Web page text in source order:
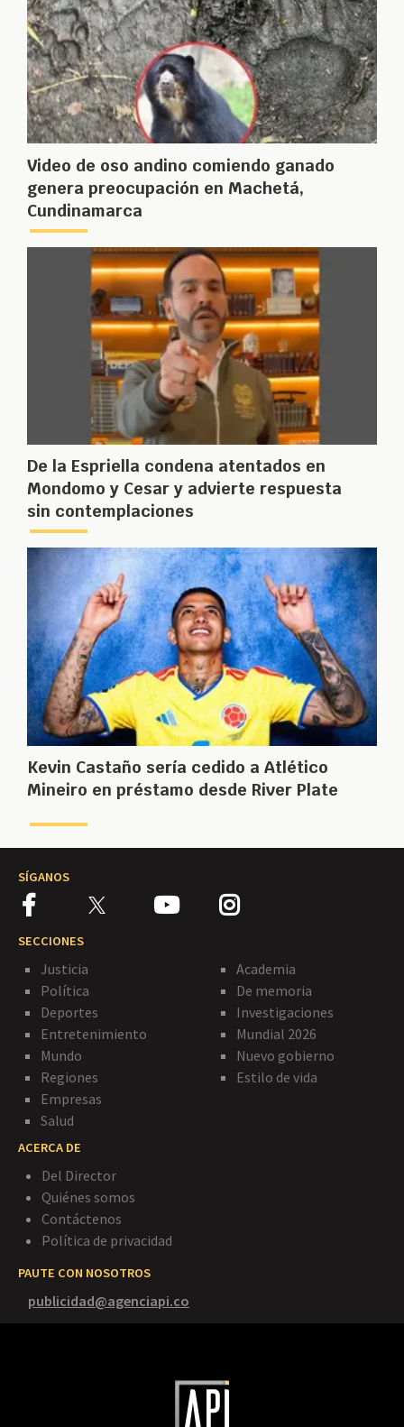
Video de oso andino comiendo ganado
genera preocupación en Machetá,
Cundinamarca
De la Espriella condena atentados en
Mondomo y Cesar y advierte respuesta
sin contemplaciones
Kevin Castaño sería cedido a Atlético
Mineiro en préstamo desde River Plate
SÍGANOS
SECCIONES
Justicia
Política
Deportes
Entretenimiento
Mundo
Regiones
Empresas
Salud
Academia
De memoria
Investigaciones
Mundial 2026
Nuevo gobierno
Estilo de vida
ACERCA DE
Del Director
Quiénes somos
Contáctenos
Política de privacidad
PAUTE CON NOSOTROS
publicidad@agenciapi.co